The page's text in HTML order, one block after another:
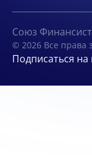
Союз
© 2026 Все
Подписаться